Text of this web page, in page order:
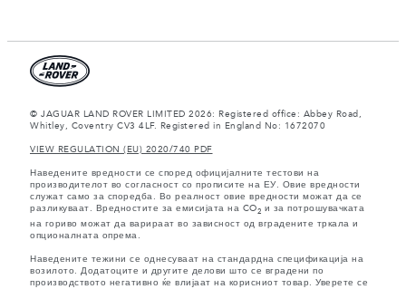
© JAGUAR LAND ROVER LIMITED 2026: Registered office: Abbey Road,
Whitley, Coventry CV3 4LF. Registered in England No: 1672070
VIEW REGULATION (EU) 2020/740 PDF
Наведените вредности се според официјалните тестови на
производителот во согласност со прописите на ЕУ. Овие вредности
служат само за споредба. Во реалност овие вредности можат да се
разликуваат. Вредностите за емисијата на CO2 и за потрошувачката
на гориво можат да варираат во зависност од вградените тркала и
опционалната опрема.
Наведените тежини се однесуваат на стандардна спецификација на
возилото. Додатоците и другите делови што се вградени по
производството негативно ќе влијаат на корисниот товар. Уверете се